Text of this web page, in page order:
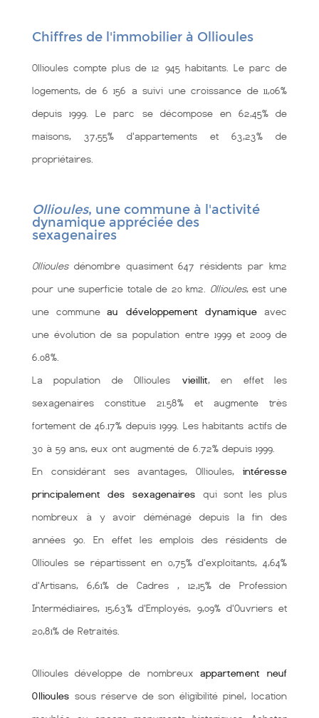
Chiffres de l'immobilier à Ollioules
Ollioules compte plus de 12 945 habitants. Le parc de
logements, de 6 156 a suivi une croissance de 11,06%
depuis 1999. Le parc se décompose en 62,45% de
maisons, 37,55% d'appartements et 63,23% de
propriétaires.
Ollioules, une commune à l'activité
dynamique appréciée des
sexagenaires
Ollioulesdénombre quasiment 647 résidents par km2
pour une superficie totale de 20 km2. Ollioules, est une
une communeau développement dynamique avec
une évolution de sa population entre 1999 et 2009 de
6.08%.
La population de Ollioules vieillit, en effet les
sexagenaires constitue 21.58% et augmente très
fortement de 46.17% depuis 1999. Les habitants actifs de
30 à 59 ans, eux ont augmenté de 6.72% depuis 1999.
En considérant ses avantages, Ollioules, intéresse
principalement des sexagenaires qui sont les plus
nombreux à y avoir déménagé depuis la fin des
années 90. En effet les emplois des résidents de
Ollioules se répartissent en 0,75% d'exploitants, 4,64%
d'Artisans, 6,61% de Cadres , 12,15% de Profession
Intermédiaires, 15,63% d'Employés, 9,09% d'Ouvriers et
20,81% de Retraités.
Ollioules développe de nombreux appartement neuf
Ollioules sous réserve de son éligibilité pinel, location